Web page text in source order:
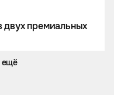
премиальных
ещё